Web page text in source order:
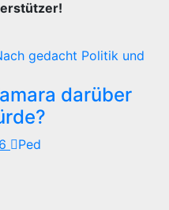
gedacht Politik und
darüber
Ped